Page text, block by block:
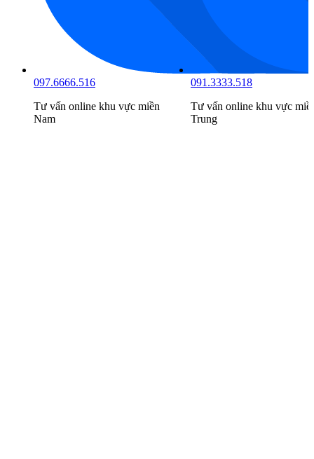
097.6666.516
Tư vấn online khu vực miền
Nam
091.3333.518
Tư vấn online khu vực
Trung